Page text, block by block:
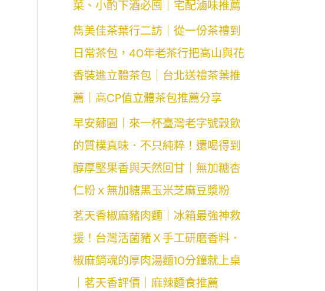
菜、小酌下酒必囤｜宅配滷味推薦
雋美佳茶葉行二訪｜從一份茶禮到
日常茶包，40年老茶行把高山與花
香裝進立體茶包｜台北送禮茶葉推
薦｜高CP值立體茶包推薦分享
早安薌園｜來一杯臺灣老字號穀飲
的質樸真味．不只純粹！還喝得到
醇厚堅果香與天然回甘｜無加糖杏
仁粉ｘ無加糖黑玉米芝麻豆漿粉
茗天香椒麻豬肉麵｜冰箱最強神救
援！台灣活菌豬Ｘ手工研磨香料．
椒麻銷魂的厚肉湯麵10分鐘就上桌
｜茗天香評價｜麻辣麵食推薦